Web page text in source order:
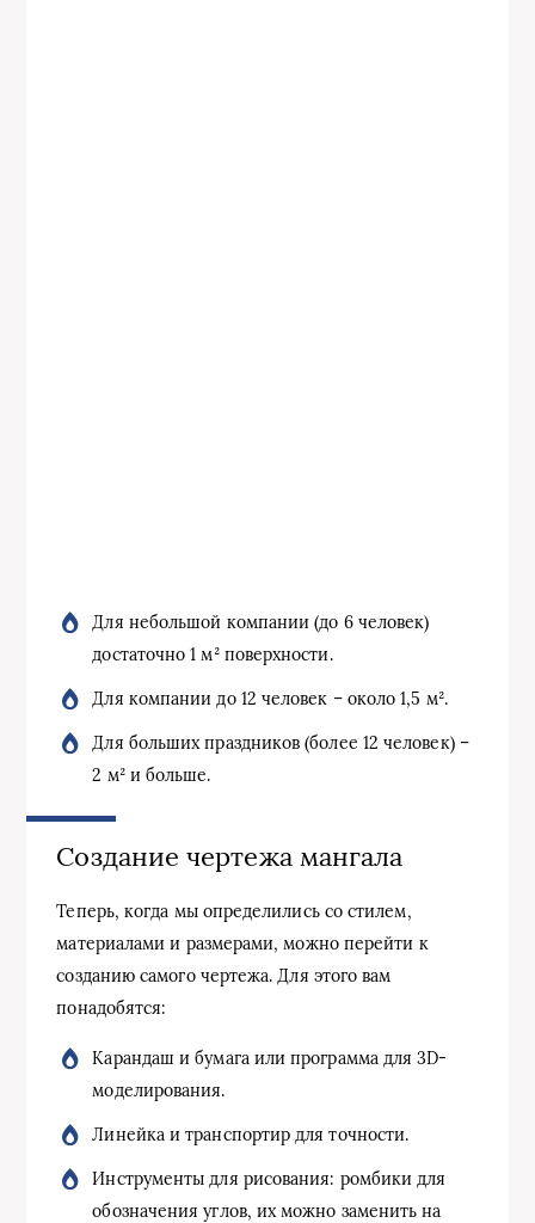
Для небольшой компании (до 6 человек)
достаточно 1 м² поверхности.
Для компании до 12 человек – около 1,5 м².
Для больших праздников (более 12 человек) –
2 м² и больше.
Создание чертежа мангала
Теперь, когда мы определились со стилем,
материалами и размерами, можно перейти к
созданию самого чертежа. Для этого вам
понадобятся:
Карандаш и бумага или программа для 3D-
моделирования.
Линейка и транспортир для точности.
Инструменты для рисования: ромбики для
обозначения углов, их можно заменить на